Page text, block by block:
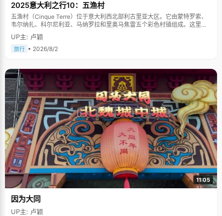
2025意大利之行10：五渔村
五渔村（Cinque Terre）位于意大利西北部利古里亚大区。它由蒙特罗索、
韦尔纳扎、科尔尼利亚、马纳罗拉和里奥马焦雷五个彩色村镇组成。这里依
山傍海，房屋色彩斑斓，1997年被列为世界文化遗产。
UP主: 卢颖
旅行 • 2026/8/2
11:05
因为大同
UP主: 卢颖